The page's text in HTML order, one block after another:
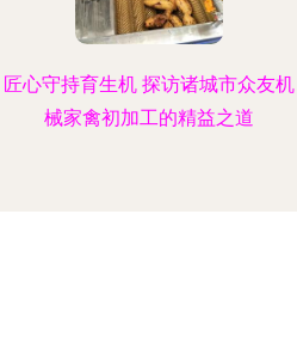
匠心守持育生机 探访诸城市众友机
械家禽初加工的精益之道